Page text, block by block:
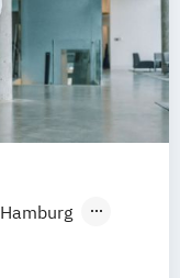
Hamburg